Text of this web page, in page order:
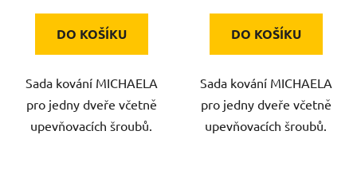
DO KOŠÍKU
Sada kování MICHAELA
pro jedny dveře včetně
upevňovacích šroubů.
DO KOŠÍKU
Sada kování MICHAELA
pro jedny dveře včetně
upevňovacích šroubů.